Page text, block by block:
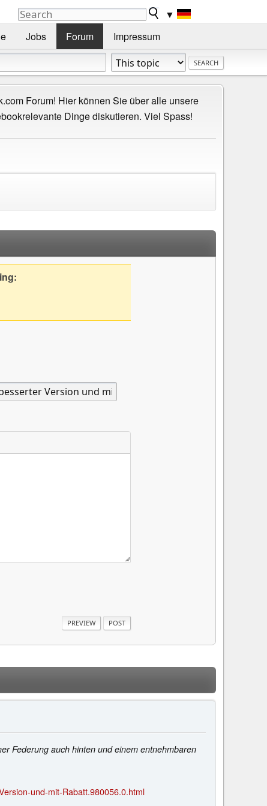
▼
Jobs Forum Impressum
Forum! Hier können Sie über alle unsere
Dinge diskutieren. Viel Spass!
Federung auch hinten und einem entnehmbaren
und-mit-Rabatt.980056.0.html